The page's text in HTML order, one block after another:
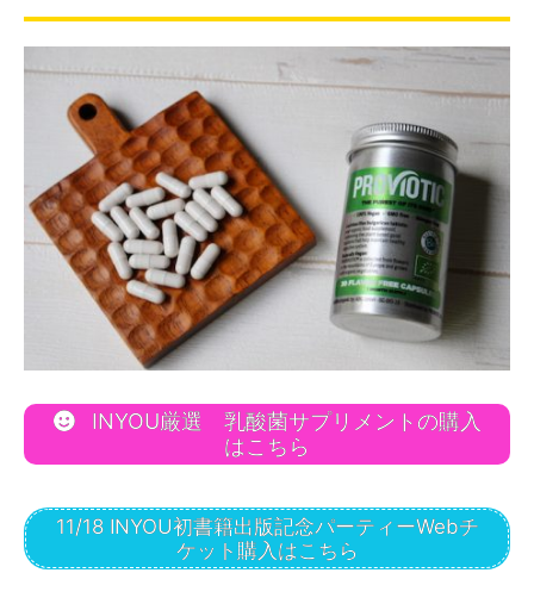
INYOU厳選 乳酸菌サプリメントの購入
はこちら
11/18 INYOU初書籍出版記念パーティーWebチ
ケット購入はこちら